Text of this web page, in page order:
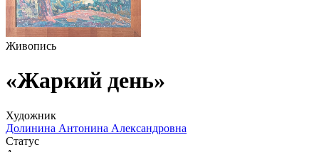
Живопись
«Жаркий день»
Художник
Долинина Антонина Александровна
Статус